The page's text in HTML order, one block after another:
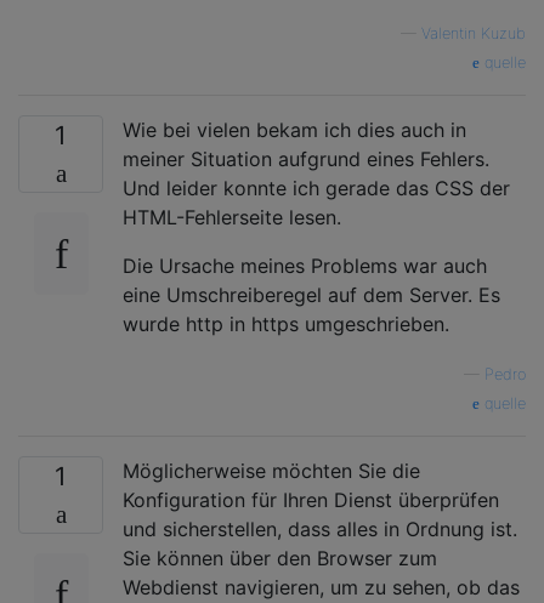
Valentin Kuzub
quelle
1
Wie bei vielen bekam ich dies auch in
meiner Situation aufgrund eines Fehlers.
Und leider konnte ich gerade das CSS der
HTML-Fehlerseite lesen.
Die Ursache meines Problems war auch
eine Umschreiberegel auf dem Server. Es
wurde http in https umgeschrieben.
Pedro
quelle
1
Möglicherweise möchten Sie die
Konfiguration für Ihren Dienst überprüfen
und sicherstellen, dass alles in Ordnung ist.
Sie können über den Browser zum
Webdienst navigieren, um zu sehen, ob das